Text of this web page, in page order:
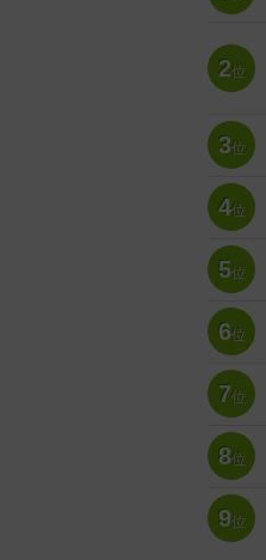
2位
3位
4位
5位
6位
7位
8位
9位